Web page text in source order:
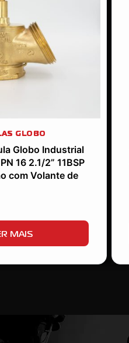
GLOBO
Globo Industrial
16 2.1/2” 11BSP
com Volante de
MAIS